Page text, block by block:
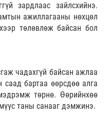
зардлаас зайлсхийнэ.
ажиллагааны нөхцөл
төлөвлөж байсан бол
чадахгүй байсан ажлаа
бартаа өөрсдөө алга
төрнө. Өөрийнхөө
таны санааг дэмжинэ.